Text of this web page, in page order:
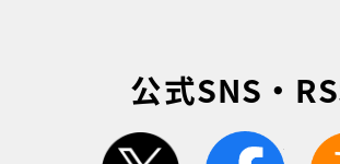
公式SNS・
twitter